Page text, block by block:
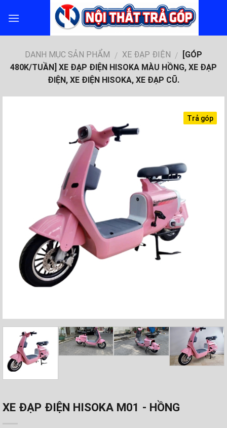
DANH MỤC SẢN PHẨM / XE ĐẠP ĐIỆN /
[GÓP
480K/TUẦN] XE ĐẠP ĐIỆN HISOKA MÀU HỒNG, XE ĐẠP
ĐIỆN, XE ĐIỆN HISOKA, XE ĐẠP CŨ.
Trả góp
XE ĐẠP ĐIỆN HISOKA M01 - HỒNG